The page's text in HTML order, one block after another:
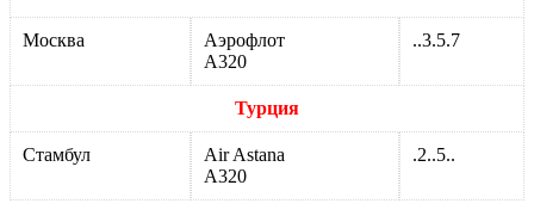
Москва
Аэрофлот
А320
..3.5.7
Турция
Стамбул
Air Astana
А320
.2..5..